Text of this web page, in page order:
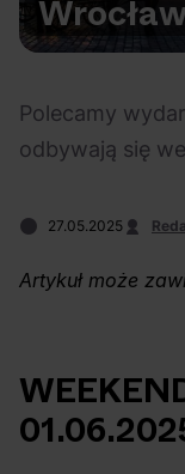
Na czasie
Polecane Scena Impostora
prawdziwym
Polecamy
odbywają się
27.05.2025
Artykuł może